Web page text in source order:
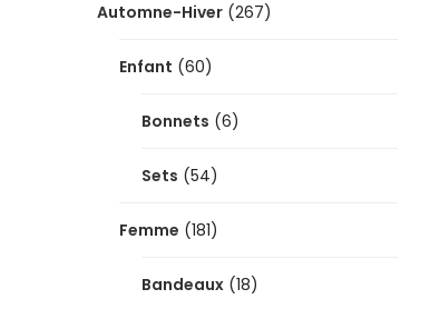
Automne-Hiver (267)
Enfant (60)
Bonnets (6)
Sets (54)
Femme (181)
Bandeaux (18)